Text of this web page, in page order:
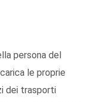
persona del
le proprie
dei trasporti